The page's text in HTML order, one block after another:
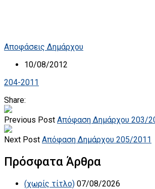
Αποφάσεις Δημάρχου
10/08/2012
204-2011
Share:
Previous Post Απόφαση Δημάρχου 203/
Next Post Απόφαση Δημάρχου 205/2011
Πρόσφατα Άρθρα
(χωρίς τίτλο) 07/08/2026